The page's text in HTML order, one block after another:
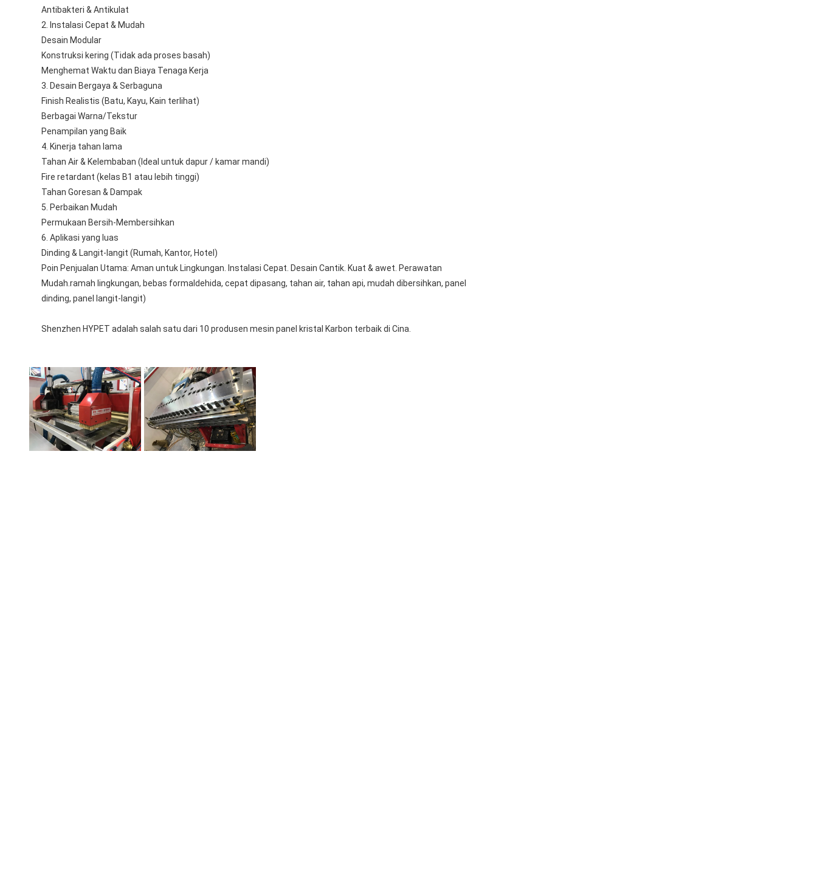
Antibakteri & Antikulat
2. Instalasi Cepat & Mudah
Desain Modular
Konstruksi kering (Tidak ada proses basah)
Menghemat Waktu dan Biaya Tenaga Kerja
3. Desain Bergaya & Serbaguna
Finish Realistis (Batu, Kayu, Kain terlihat)
Berbagai Warna/Tekstur
Penampilan yang Baik
4. Kinerja tahan lama
Tahan Air & Kelembaban (Ideal untuk dapur / kamar mandi)
Fire retardant (kelas B1 atau lebih tinggi)
Tahan Goresan & Dampak
5. Perbaikan Mudah
Permukaan Bersih-Membersihkan
6. Aplikasi yang luas
Dinding & Langit-langit (Rumah, Kantor, Hotel)
Poin Penjualan Utama: Aman untuk Lingkungan. Instalasi Cepat. Desain Cantik. Kuat & awet. Perawatan
Mudah.ramah lingkungan, bebas formaldehida, cepat dipasang, tahan air, tahan api, mudah dibersihkan, panel
dinding, panel langit-langit)
Shenzhen HYPET adalah salah satu dari 10 produsen mesin panel kristal Karbon terbaik di Cina.